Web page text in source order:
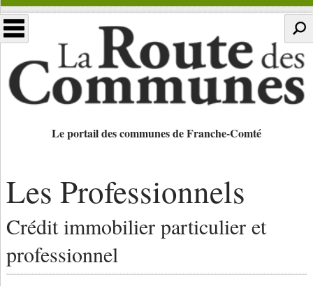
Le portail des communes de Franche-Comté
Les Professionnels
Crédit immobilier particulier et
professionnel